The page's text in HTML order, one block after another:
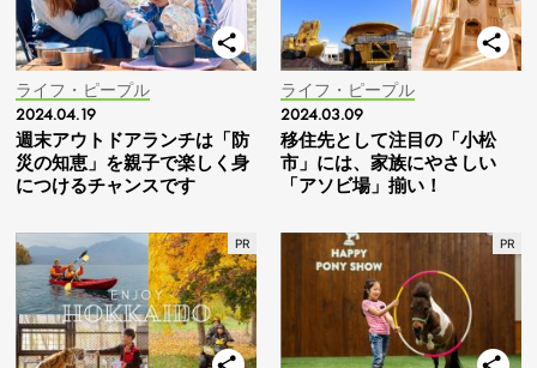
ライフ・ピープル
2024.04.19
週末アウトドアランチは「防
災の知恵」を親子で楽しく身
につけるチャンスです
ライフ・ピープル
2024.03.09
移住先として注目の「小松
市」には、家族にやさしい
「アソビ場」揃い！